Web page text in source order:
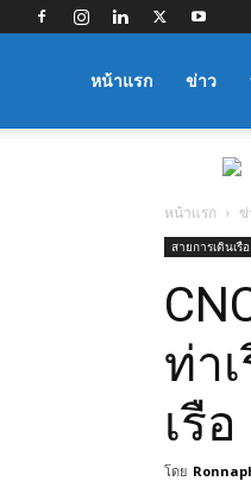
หน้าแรก ข่าว
หน้าแรก
สายการเดินเรือ
ท่า
เรือ
โดย